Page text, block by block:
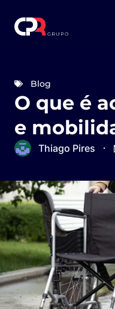
Blog
O que é
e
Thiago Pires